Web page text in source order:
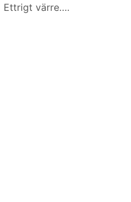
Ettrigt värre….